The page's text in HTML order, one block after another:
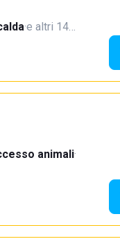
·e altri 14…
animali·